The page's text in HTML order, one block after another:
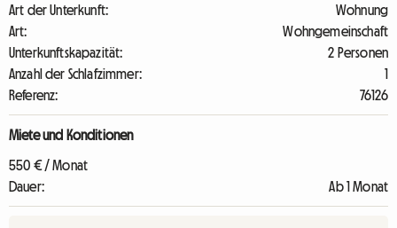
Art der Unterkunft:
Wohnung
Art:
Wohngemeinschaft
Unterkunftskapazität:
2 Personen
Anzahl der Schlafzimmer:
1
Referenz:
76126
Miete und Konditionen
550 € / Monat
Dauer:
Ab 1 Monat